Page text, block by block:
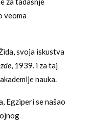
veoma
svoja iskustva
, 1939. i za taj
nauka.
Egziperi se našao